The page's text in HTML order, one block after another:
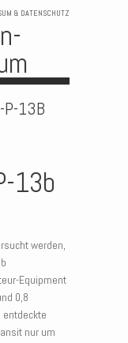
& DATENSCHUTZ
P-13B
13b
werden,
Equipment
0,8
nur um